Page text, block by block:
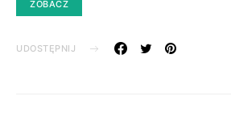
ZOBACZ
UDOSTĘPNIJ